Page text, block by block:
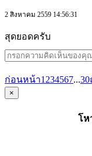
2 สิงหาคม 2559 14:56:31
สุดยอดครับ
ก่อนหน้า1 234567...30
×
โห